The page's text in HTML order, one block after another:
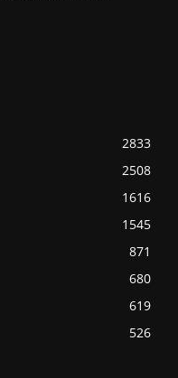
2833
2508
1616
1545
871
680
619
526